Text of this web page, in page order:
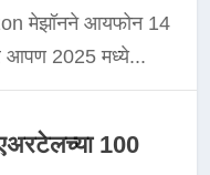
मेझॉनने आयफोन 14
आपण 2025 मध्ये...
एअरटेलच्या 100